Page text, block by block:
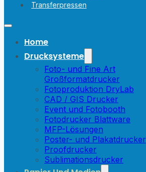
Transferpressen
Home
Drucksysteme
Foto- und Fine Art
Großformatdrucker
Fotoproduktion DryLab
CAD / GIS Drucker
Event und Fotobooth
Fotodrucker Blattware
MFP-Lösungen
Poster- und Plakatdrucker
Proofdrucker
Sublimationsdrucker